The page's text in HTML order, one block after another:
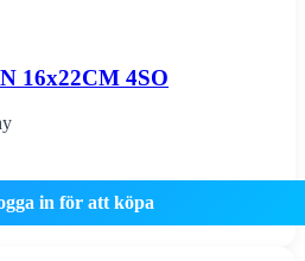
16x22CM 4SO
in för att köpa